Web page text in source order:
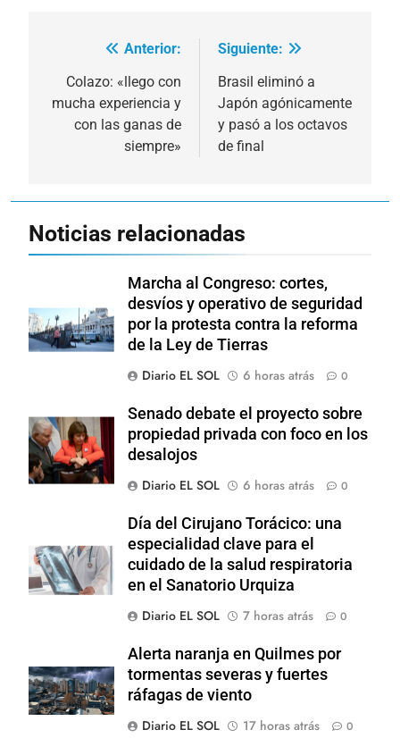
Navegación
de
entradas
Anterior:
Colazo: «llego con
mucha experiencia y
con las ganas de
siempre»
Siguiente:
Brasil eliminó a
Japón agónicamente
y pasó a los octavos
de final
Noticias relacionadas
Marcha al Congreso: cortes,
desvíos y operativo de seguridad
por la protesta contra la reforma
de la Ley de Tierras
Diario EL SOL
6 horas atrás 0
Senado debate el proyecto sobre
propiedad privada con foco en los
desalojos
Diario EL SOL
6 horas atrás 0
Día del Cirujano Torácico: una
especialidad clave para el
cuidado de la salud respiratoria
en el Sanatorio Urquiza
Diario EL SOL
7 horas atrás 0
Alerta naranja en Quilmes por
tormentas severas y fuertes
ráfagas de viento
Diario EL SOL
17 horas atrás 0